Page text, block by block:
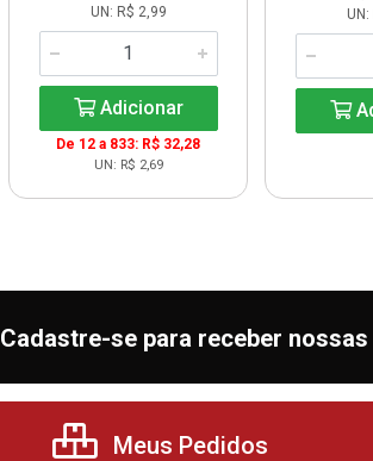
UN: R$ 2,99
Adicionar
De 12 a 833: R$ 32,28
UN: R$ 2,69
Cadastre-se para receber
Meus Pedidos